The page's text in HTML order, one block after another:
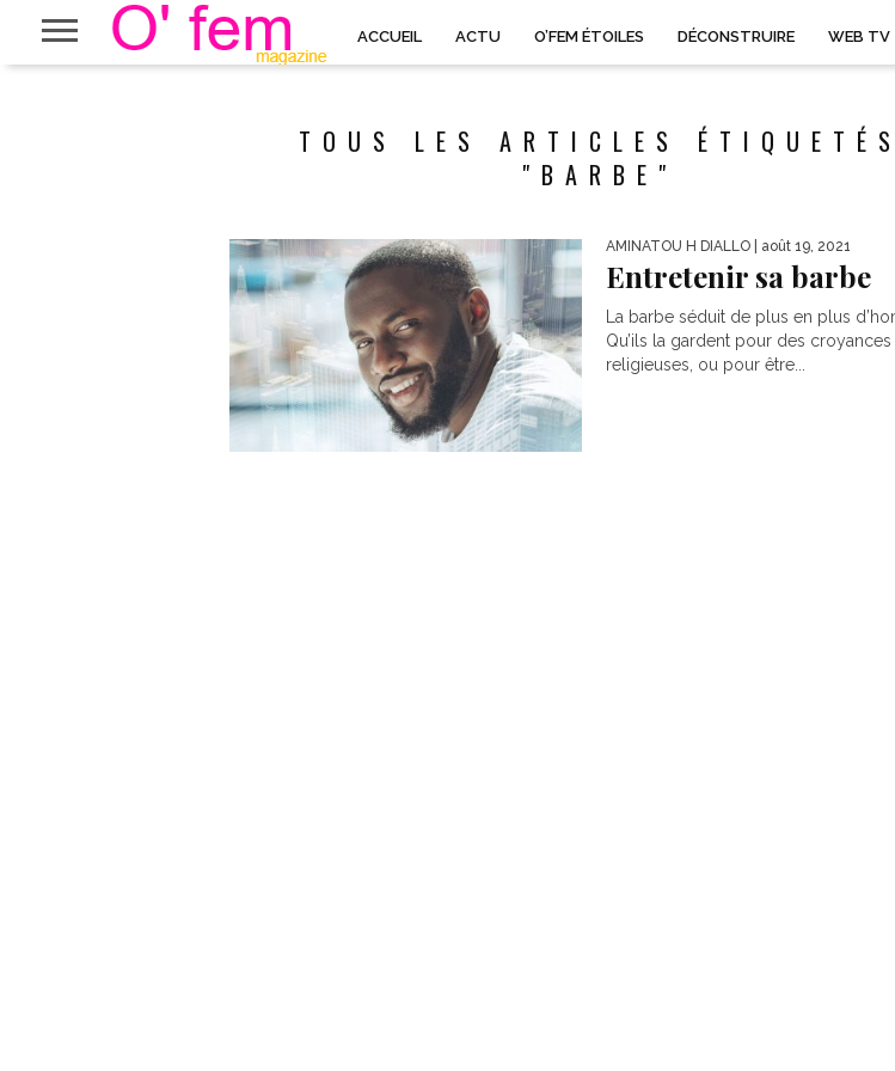
ACCUEIL ACTU O’FEM ÉTOILES DÉCONSTRUIRE WEB TV
TOUS LES ARTICLES ÉTIQUETÉS
"BARBE"
AMINATOU H DIALLO | août 19, 2021
Entretenir sa barbe
La barbe séduit de plus en plus
Qu’ils la gardent pour des croyances
religieuses, ou pour être...